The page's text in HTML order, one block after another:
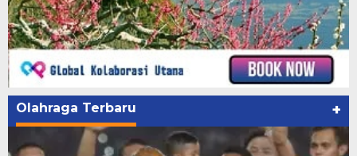
Olahraga Terbaru +